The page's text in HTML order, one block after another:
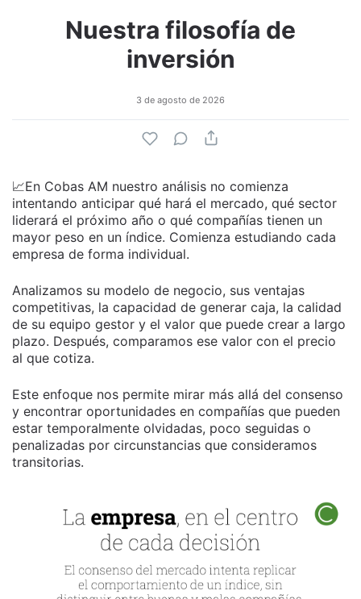
Nuestra filosofía de
inversión
3 de agosto de 2026
📈En Cobas AM nuestro análisis no comienza
intentando anticipar qué hará el mercado, qué sector
liderará el próximo año o qué compañías tienen un
mayor peso en un índice. Comienza estudiando cada
empresa de forma individual.
Analizamos su modelo de negocio, sus ventajas
competitivas, la capacidad de generar caja, la calidad
de su equipo gestor y el valor que puede crear a largo
plazo. Después, comparamos ese valor con el precio
al que cotiza.
Este enfoque nos permite mirar más allá del consenso
y encontrar oportunidades en compañías que pueden
estar temporalmente olvidadas, poco seguidas o
penalizadas por circunstancias que consideramos
transitorias.